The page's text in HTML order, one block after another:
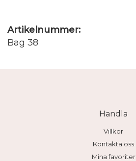
Artikelnummer:
Bag 38
Handla
Villkor
Kontakta oss
Mina favoriter